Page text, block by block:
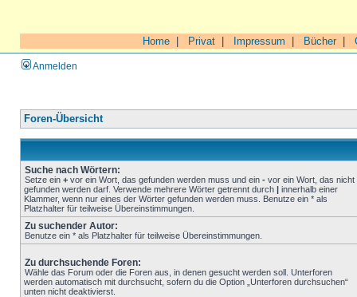
Home Privat Impressum Bücher|
Anmelden
Foren-Übersicht
Suche nach Wörtern:
Setze ein + vor ein Wort, das gefunden werden muss und ein - vor ein Wort, das nicht
gefunden werden darf. Verwende mehrere Wörter getrennt durch | innerhalb einer
Klammer, wenn nur eines der Wörter gefunden werden muss. Benutze ein * als
Platzhalter für teilweise Übereinstimmungen.
Zu suchender Autor:
Benutze ein * als Platzhalter für teilweise Übereinstimmungen.
Zu durchsuchende Foren:
Wähle das Forum oder die Foren aus, in denen gesucht werden soll. Unterforen
werden automatisch mit durchsucht, sofern du die Option „Unterforen durchsuchen“
unten nicht deaktivierst.